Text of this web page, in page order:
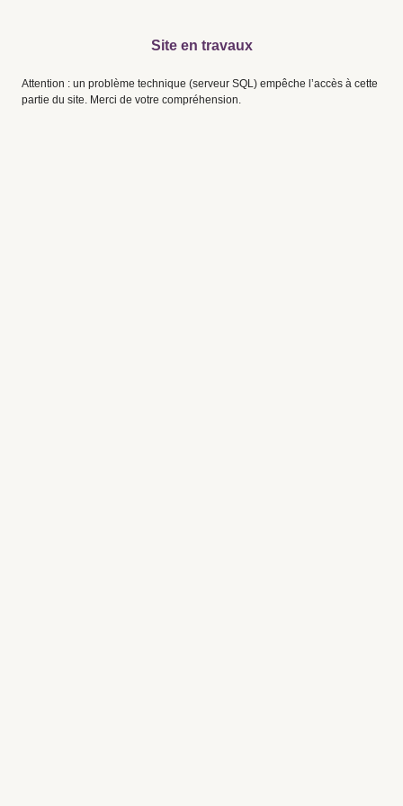
Site en travaux
Attention : un problème technique (serveur SQL) empêche l’accès à cette
partie du site. Merci de votre compréhension.